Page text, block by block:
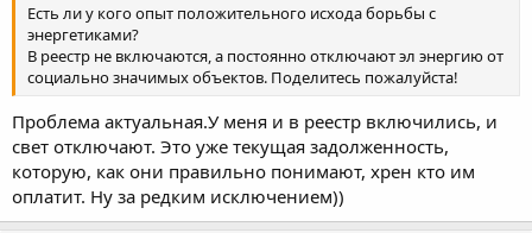
Есть ли у кого опыт положительного исхода борьбы с
энергетиками?
В реестр не включаются, а постоянно отключают эл энергию от
социально значимых объектов. Поделитесь пожалуйста!
Проблема актуальная.У меня и в реестр включились, и
свет отключают. Это уже текущая задолженность,
которую, как они правильно понимают, хрен кто им
оплатит. Ну за редким исключением))